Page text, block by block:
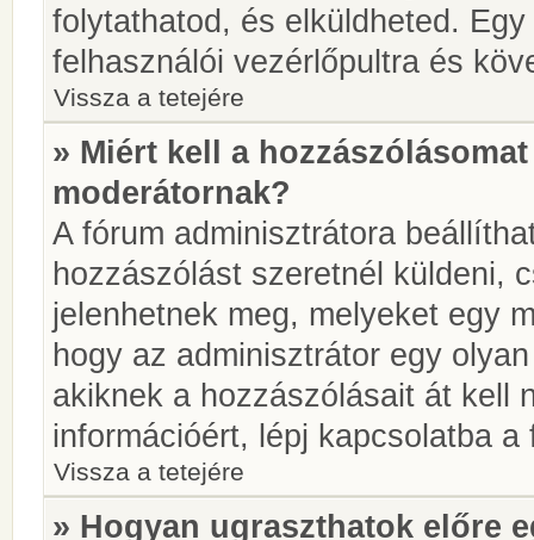
folytathatod, és elküldheted.
felhasználói vezérlőpultra és
Vissza a tetejére
» Miért kell a
moderátornak?
A fórum adminisztrátora
hozzászólást szeretnél küldeni,
jelenhetnek meg, melyeket egy
hogy az adminisztrátor egy
akiknek a hozzászólásait át kell
információért, lépj kapcsolatba
Vissza a tetejére
» Hogyan ugraszthatok előre